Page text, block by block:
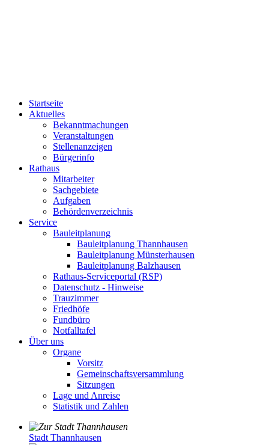
Startseite
Aktuelles
Bekanntmachungen
Veranstaltungen
Stellenanzeigen
Bürgerinfo
Rathaus
Mitarbeiter
Sachgebiete
Aufgaben
Behördenverzeichnis
Service
Bauleitplanung
Bauleitplanung Thannhausen
Bauleitplanung Münsterhausen
Bauleitplanung Balzhausen
Rathaus-Serviceportal (RSP)
Datenschutz - Hinweise
Trauzimmer
Friedhöfe
Fundbüro
Notfalltafel
Über uns
Organe
Vorsitz
Gemeinschaftsversammlung
Sitzungen
Lage und Anreise
Statistik und Zahlen
Stadt Thannhausen